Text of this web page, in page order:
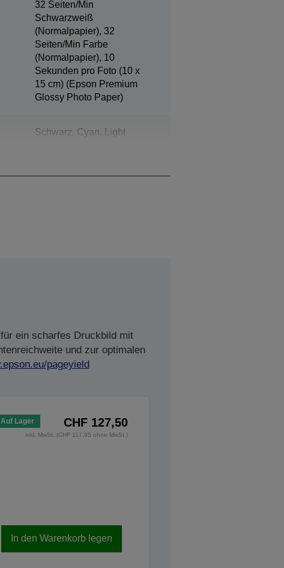
32 Seiten/Min
Schwarzweiß
(Normalpapier), 32
Seiten/Min Farbe
(Normalpapier), 10
Sekunden pro Foto (10 x
15 cm) (Epson Premium
Glossy Photo Paper)
Schwarz, Cyan, Light
ein scharfes Druckbild mit
und zur optimalen
pageyield
Auf Lager CHF 127,50
inkl. MwSt. (CHF 117,95 ohne MwSt.)
In den Warenkorb legen